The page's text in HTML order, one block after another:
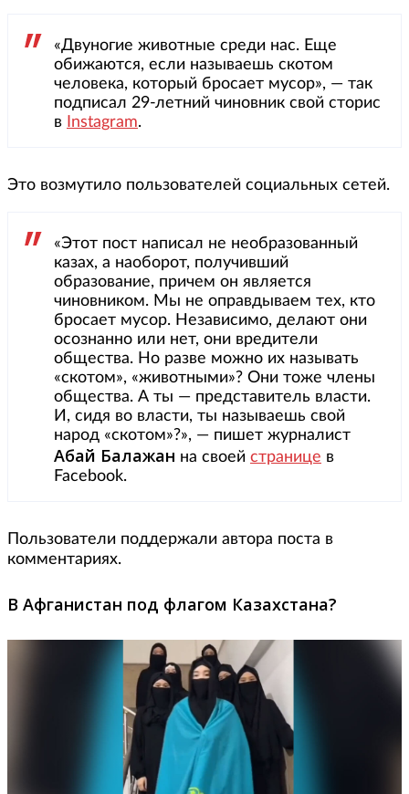
«Двуногие животные среди нас. Еще
обижаются, если называешь скотом
человека, который бросает мусор», — так
подписал 29-летний чиновник свой сторис
в
Instagram.
Это возмутило пользователей социальных сетей.
«Этот пост написал не необразованный
казах, а наоборот, получивший
образование, причем он является
чиновником. Мы не оправдываем тех, кто
бросает мусор. Независимо, делают они
осознанно или нет, они вредители
общества. Но разве можно их называть
«скотом», «животными»? Они тоже члены
общества. А ты — представитель власти.
И, сидя во власти, ты называешь свой
народ «скотом»?», — пишет журналист
Абай Балажан на своей странице в
Facebook.
Пользователи поддержали автора поста в
комментариях.
В Афганистан под флагом Казахстана?